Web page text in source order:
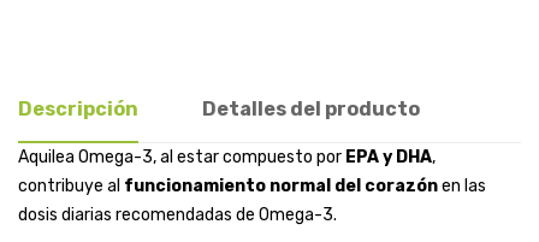
Descripción Detalles del producto
Aquilea Omega-3, al estar compuesto por EPA y DHA,
contribuye al funcionamiento normal del corazónen las
dosis diarias recomendadas de Omega-3.